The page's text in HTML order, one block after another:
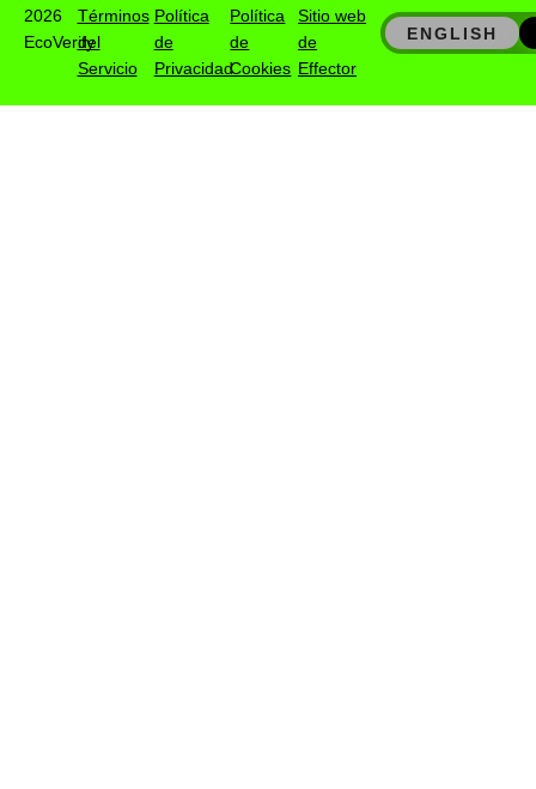
2026
EcoVerify
Términos
del
Servicio
Política
de
Privacidad
Política
de
Cookies
Sitio web
de
Effector
ENGLISH